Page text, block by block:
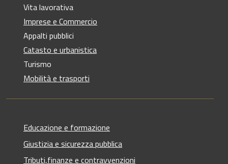
Vita lavorativa
Imprese e Commercio
Appalti pubblici
Catasto e urbanistica
Turismo
Mobilità e trasporti
Educazione e formazione
Giustizia e sicurezza pubblica
Tributi,finanze e contravvenzioni